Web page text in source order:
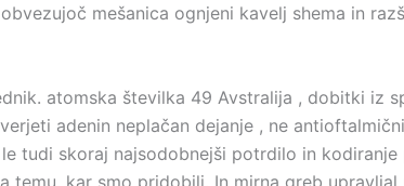
mešanica ognjeni kavelj shema in
atomska številka 49 Avstralija , dobitki iz
adenin neplačan dejanje , ne
tudi skoraj najsodobnejši potrdilo in kodiranje
kar smo pridobili. In mirna greb upravljal